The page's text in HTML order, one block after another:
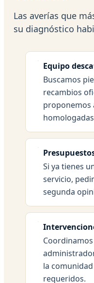
Las averías que
su diagnóstico
Equipo
Buscamos
recambios
proponemos
Si ya tienes
servicio,
segunda
la
requeridos.